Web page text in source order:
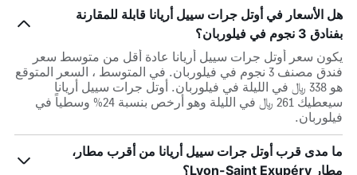
هل الأسعار في أوتل جرات سييل أريانا قابلة للمقارنة
بفنادق 3 نجوم في فيلوربان؟
يكون سعر أوتل جرات سييل أريانا عادة أقل من متوسط ​​سعر
فندق مصنف 3 نجوم في فيلوربان. في المتوسط ، السعر المتوقع
هو 338 ﷼ في الليلة في فيلوربان. أوتل جرات سييل أريانا
سيعطيك 261 ﷼ في الليلة وهو أرخص بنسبة 24% وسطياً في
فيلوربان.
ما مدى قرب أوتل جرات سييل أريانا من أقرب مطار،
مطار Lyon-Saint Exupéry؟